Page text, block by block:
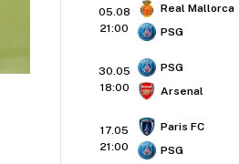
05.08
21:00
Real Mallorca
PSG
30.05
18:00
PSG
Arsenal
17.05
21:00
Paris FC
PSG